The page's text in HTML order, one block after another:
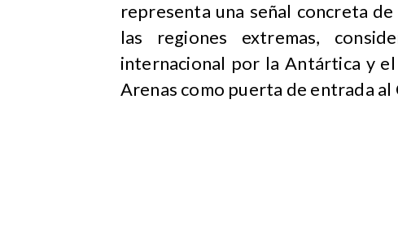
representa una señal concreta
las regiones extremas,
internacional por la Antártica y
Arenas como puerta de entrada